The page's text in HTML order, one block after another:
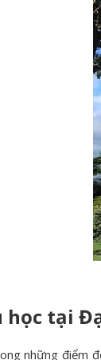
tại
những điểm